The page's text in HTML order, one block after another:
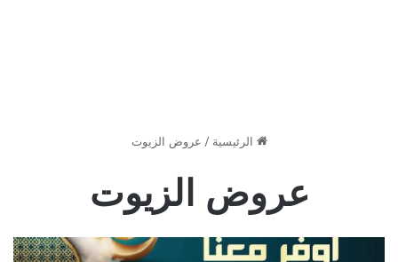
الرئيسية / عروض الزيوت
عروض الزيوت